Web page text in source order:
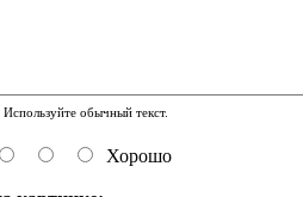
обычный текст.
Хорошо